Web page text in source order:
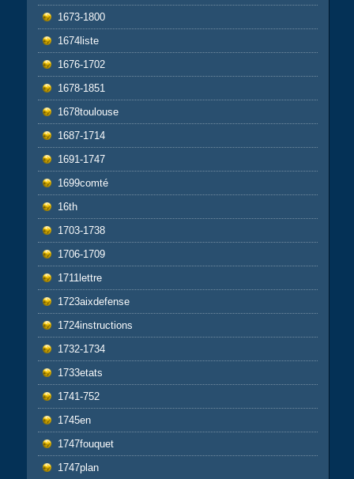
1673-1800
1674liste
1676-1702
1678-1851
1678toulouse
1687-1714
1691-1747
1699comté
16th
1703-1738
1706-1709
1711lettre
1723aixdefense
1724instructions
1732-1734
1733etats
1741-752
1745en
1747fouquet
1747plan